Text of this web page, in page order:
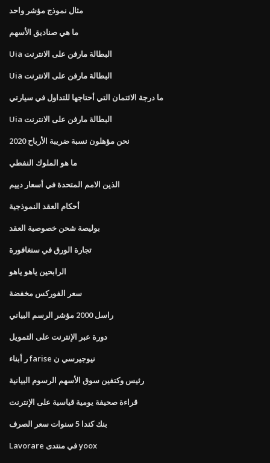
مثال نموذج مؤشر واحد
ما هي صناديق الأسهم
Uia البطالة مارفن على الانترنت
Uia البطالة مارفن على الانترنت
ما درجة الائتمان التي أحتاجها للتداول في سيارتي
Uia البطالة مارفن على الانترنت
نحن مؤهلون نسبة ضريبة الأرباح 2020
ما هو الملوك النفطي
الذين الامم المتحدة في أسعار دييم
أحكام العقد النموذجية
بوليصة شحن خصوصية العقد
تجارة الورق في سنغافورة
الرابحين ياهو ياهو
سعر الفوركس مخفضة
راسل 2000 مؤشر الرسم البياني
دورة عبر الإنترنت على التمويل
ر أبناء farise نيوجيرسي ن
رئيس وكتفين سوق الأسهم الرسوم البيانية
قراءة صحيفة يومية قياسية على الإنترنت
بنك كندا 5 سنوات سعر الصرف
Lavorare في منتدى yoox